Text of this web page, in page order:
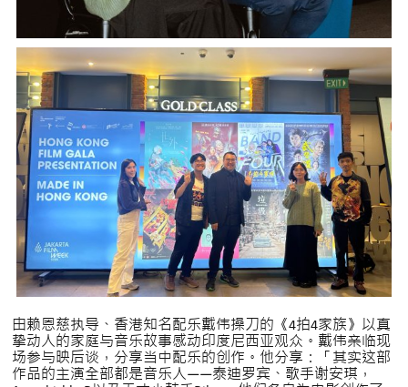
由赖恩慈执导、香港知名配乐戴伟操刀的《4拍4家族》以真
挚动人的家庭与音乐故事感动印度尼西亚观众。戴伟亲临现
场参与映后谈，分享当中配乐的创作。他分享：「其实这部
作品的主演全部都是音乐人——泰迪罗宾、歌手谢安琪，